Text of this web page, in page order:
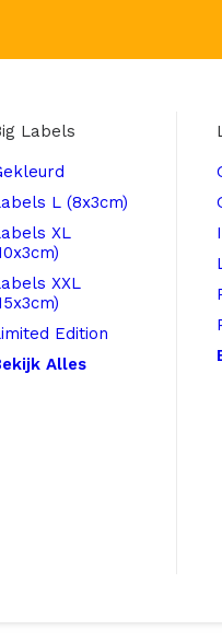
Labels
L (8x3cm)
XL
XXL
Edition
Alles